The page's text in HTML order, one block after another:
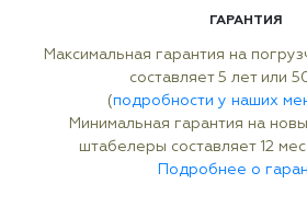
ГАРАНТИЯ
Максимальная гарантия на
составляет 5 лет или
(подробности у наших
Минимальная гарантия на
штабелеры составляет 12
Подробнее о